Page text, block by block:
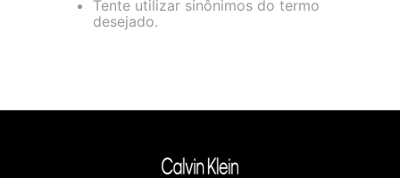
Tente utilizar sinônimos do termo
desejado.